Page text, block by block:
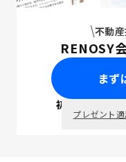
不動
RENOSY
まず
初回面談で
プレゼント